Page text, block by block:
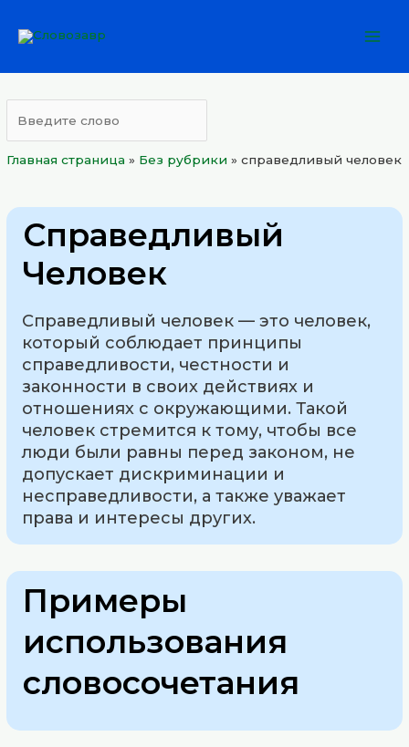
Главная страница » Без рубрики »справедливый человек
Справедливый
Человек
Справедливый человек — это человек,
который соблюдает принципы
справедливости, честности и
законности в своих действиях и
отношениях с окружающими. Такой
человек стремится к тому, чтобы все
люди были равны перед законом, не
допускает дискриминации и
несправедливости, а также уважает
права и интересы других.
Примеры
использования
словосочетания